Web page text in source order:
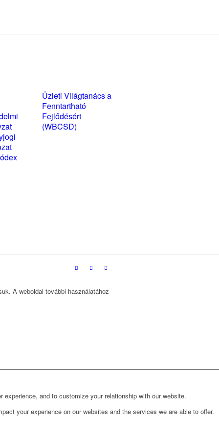
Üzleti Világtanács a
Fenntartható
Fejlődésért
(WBCSD)
A weboldal további használatához
and to customize your relationship with our website.
your experience on our websites and the services we are able to offer.